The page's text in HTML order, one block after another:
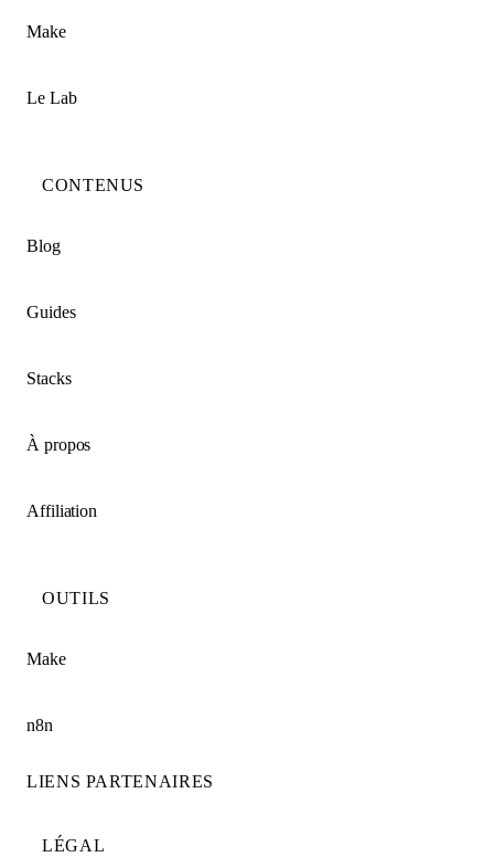
Make
Le Lab
CONTENUS
Blog
Guides
Stacks
À propos
Affiliation
OUTILS
Make
n8n
LIENS PARTENAIRES
LÉGAL